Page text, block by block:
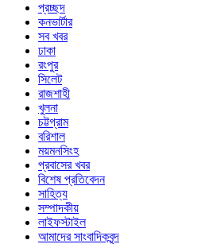
প্রচ্ছদ
কনভার্টার
সব খবর
ঢাকা
রংপুর
সিলেট
রাজশাহী
খুলনা
চট্টগ্রাম
বরিশাল
ময়মনসিংহ
প্রবাসের খবর
বিশেষ প্রতিবেদন
সাহিত্য
সম্পাদকীয়
লাইফস্টাইল
আমাদের সাংবাদিকবৃন্দ